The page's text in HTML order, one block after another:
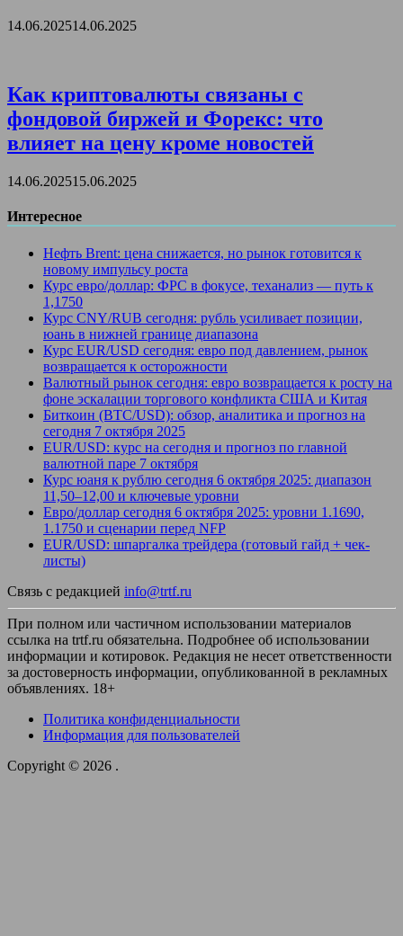
14.06.202514.06.2025
Как криптовалюты связаны с
фондовой биржей и Форекс: что
влияет на цену кроме новостей
14.06.202515.06.2025
Интересное
Нефть Brent: цена снижается, но рынок готовится к
новому импульсу роста
Курс евро/доллар: ФРС в фокусе, теханализ — путь к
1,1750
Курс CNY/RUB сегодня: рубль усиливает позиции,
юань в нижней границе диапазона
Курс EUR/USD сегодня: евро под давлением, рынок
возвращается к осторожности
Валютный рынок сегодня: евро возвращается к росту на
фоне эскалации торгового конфликта США и Китая
Биткоин (BTC/USD): обзор, аналитика и прогноз на
сегодня 7 октября 2025
EUR/USD: курс на сегодня и прогноз по главной
валютной паре 7 октября
Курс юаня к рублю сегодня 6 октября 2025: диапазон
11,50–12,00 и ключевые уровни
Евро/доллар сегодня 6 октября 2025: уровни 1.1690,
1.1750 и сценарии перед NFP
EUR/USD: шпаргалка трейдера (готовый гайд + чек-
листы)
Связь с редакцией info@trtf.ru
При полном или частичном использовании материалов
ссылка на trtf.ru обязательна. Подробнее об использовании
информации и котировок. Редакция не несет ответственности
за достоверность информации, опубликованной в рекламных
объявлениях. 18+
Политика конфиденциальности
Информация для пользователей
Copyright © 2026 .